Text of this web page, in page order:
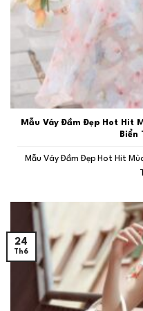
Mẫu Váy Đầm Đẹp Hot Hit
Biển
Mẫu Váy Đầm Đẹp Hot Hit
24
Th6